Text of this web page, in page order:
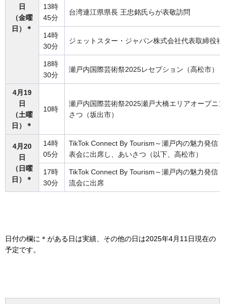
日
（金曜
日）＊
13時
45分
台湾連江県県長 王忠銘氏らが表敬訪問
14時
30分
ジェットスター・ジャパン株式会社代表取締役
18時
30分
瀬戸内国際芸術祭2025レセプション（高松市）
4月19
日
（土曜
日）＊
10時
瀬戸内国際芸術祭2025瀬戸大橋エリアオープニ
さつ（坂出市）
4月20
日
（日曜
日）＊
14時
05分
TikTok Connect By Tourism～瀬戸内の魅力発信
表会に出席し、あいさつ（以下、高松市）
17時
30分
TikTok Connect By Tourism～瀬戸内の魅力発信
流会に出席
日付の欄に＊がある日は実績、その他の日は2025年4月11日現在の
予定です。